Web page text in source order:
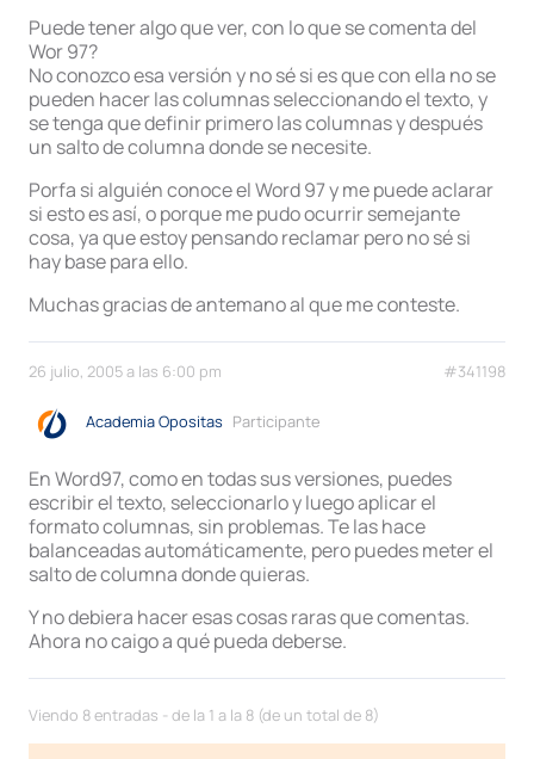
Puede tener algo que ver, con lo que se comenta del
Wor 97?
No conozco esa versión y no sé si es que con ella no se
pueden hacer las columnas seleccionando el texto, y
se tenga que definir primero las columnas y después
un salto de columna donde se necesite.
Porfa si alguién conoce el Word 97 y me puede aclarar
si esto es así, o porque me pudo ocurrir semejante
cosa, ya que estoy pensando reclamar pero no sé si
hay base para ello.
Muchas gracias de antemano al que me conteste.
26 julio, 2005 a las 6:00 pm #341198
Academia Opositas Participante
En Word97, como en todas sus versiones, puedes
escribir el texto, seleccionarlo y luego aplicar el
formato columnas, sin problemas. Te las hace
balanceadas automáticamente, pero puedes meter el
salto de columna donde quieras.
Y no debiera hacer esas cosas raras que comentas.
Ahora no caigo a qué pueda deberse.
Viendo 8 entradas - de la 1 a la 8 (de un total de 8)